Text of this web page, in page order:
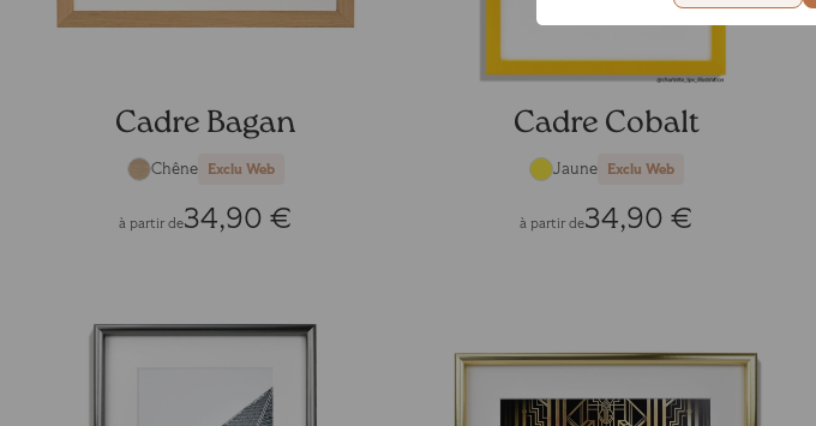
Cadre Bagan
Chêne Exclu Web
à partir de34,90 €
Cadre Cobalt
Jaune Exclu Web
à partir de34,90 €